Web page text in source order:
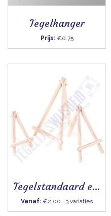
Tegelhanger
Prijs:€0.75
Tegelstandaard ezel
Vanaf: €2.00 · 3 variaties